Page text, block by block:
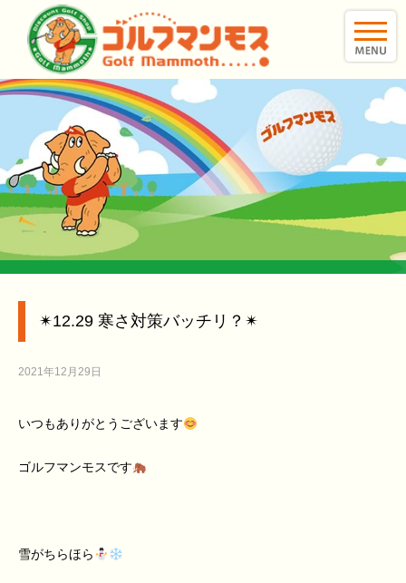
✴︎12.29 寒さ対策バッチリ？✴︎
2021年12月29日
いつもありがとうございます
ゴルフマンモスです
雪がちらほら